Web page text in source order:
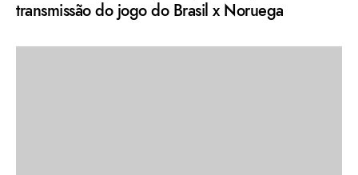
transmissão do jogo do Brasil x Noruega